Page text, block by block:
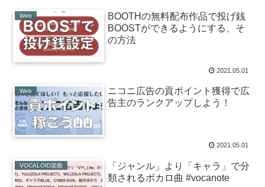
Web
BOOTHの無料配布作品で投げ銭
BOOSTができるようにする、そ
の方法
2021.05.01
Web
ニコニ広告の貢ポイント獲得で広
告主のランクアップしよう！
2021.05.01
VOCALOID楽曲
「ジャンル」より「キャラ」で分
類されるボカロ曲 #vocanote